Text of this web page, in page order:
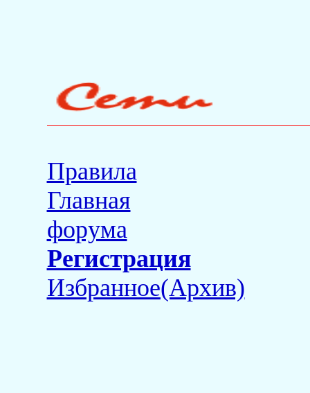
Правила
Главная
форума
Регистрация
Избранное(Архив)